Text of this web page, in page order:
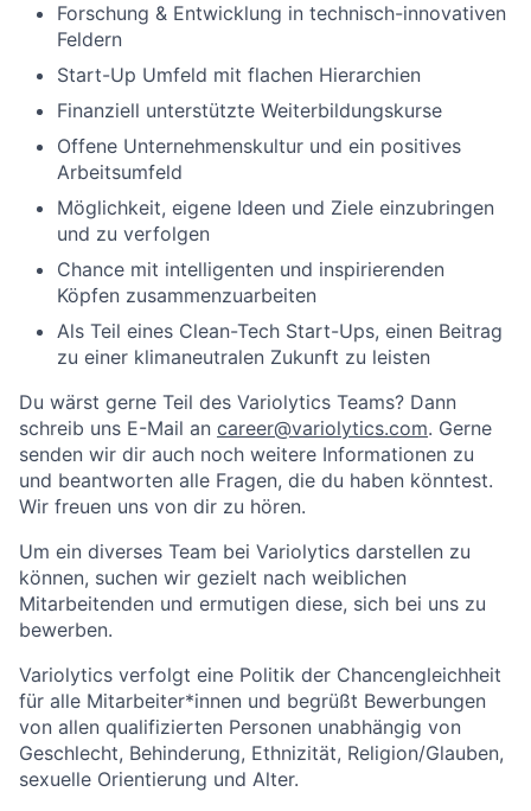
Forschung & Entwicklung in technisch-innovativen
Feldern
Start-Up Umfeld mit flachen Hierarchien
Finanziell unterstützte Weiterbildungskurse
Offene Unternehmenskultur und ein positives
Arbeitsumfeld
Möglichkeit, eigene Ideen und Ziele einzubringen
und zu verfolgen
Chance mit intelligenten und inspirierenden
Köpfen zusammenzuarbeiten
Als Teil eines Clean-Tech Start-Ups, einen Beitrag
zu einer klimaneutralen Zukunft zu leisten
Du wärst gerne Teil des Variolytics Teams? Dann
schreib uns E-Mail an career@variolytics.com. Gerne
senden wir dir auch noch weitere Informationen zu
und beantworten alle Fragen, die du haben könntest.
Wir freuen uns von dir zu hören.
Um ein diverses Team bei Variolytics darstellen zu
können, suchen wir gezielt nach weiblichen
Mitarbeitenden und ermutigen diese, sich bei uns zu
bewerben.
Variolytics verfolgt eine Politik der Chancengleichheit
für alle Mitarbeiter*innen und begrüßt Bewerbungen
von allen qualifizierten Personen unabhängig von
Geschlecht, Behinderung, Ethnizität, Religion/Glauben,
sexuelle Orientierung und Alter.